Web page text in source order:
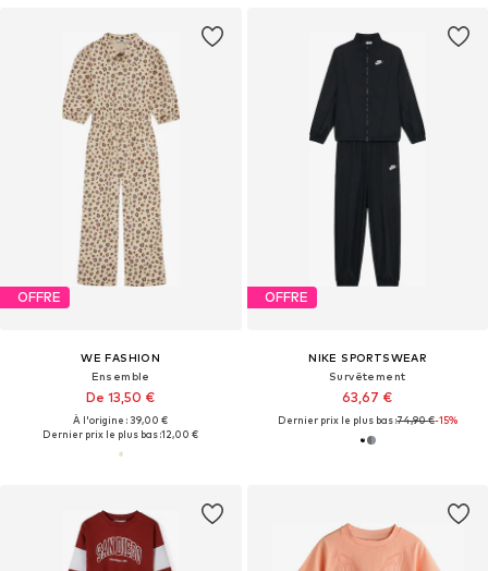
OFFRE
WE FASHION
Ensemble
De 13,50 €
À l'origine : 39,00 €
Dernier prix le plus bas :12,00 €
OFFRE
NIKE SPORTSWEAR
Survêtement
63,67 €
Dernier prix le plus bas :74,90 €-15%